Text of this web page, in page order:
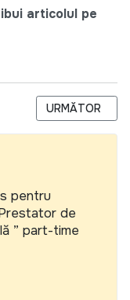
articolul pe
SCHOOLARTICOLUL
URMĂTOR
pentru
de
” part-time